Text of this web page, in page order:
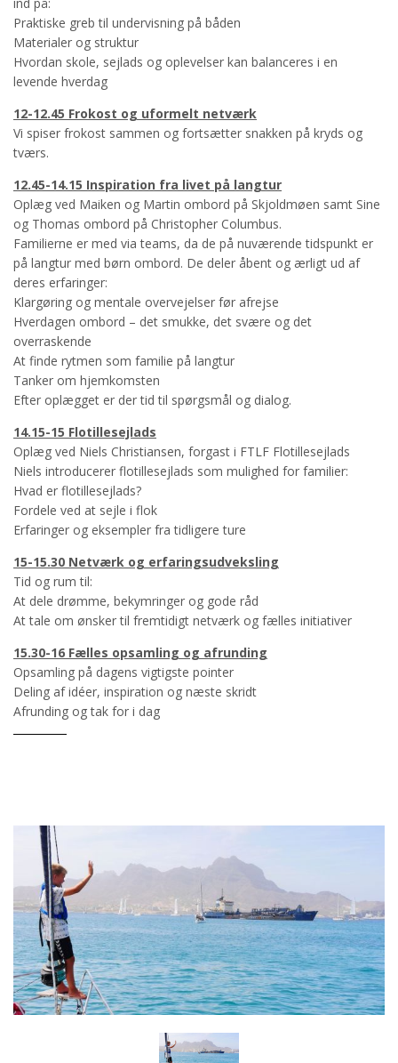
Praktiske greb til undervisning på båden
Materialer og struktur
Hvordan skole, sejlads og oplevelser kan balanceres i en
levende hverdag
12-12.45 Frokost og uformelt netværk
Vi spiser frokost sammen og fortsætter snakken på kryds og
tværs.
12.45-14.15 Inspiration fra livet på langtur
Oplæg ved Maiken og Martin ombord på Skjoldmøen samt Sine
og Thomas ombord på Christopher Columbus.
Familierne er med via teams, da de på nuværende tidspunkt er
på langtur med børn ombord. De deler åbent og ærligt ud af
deres erfaringer:
Klargøring og mentale overvejelser før afrejse
Hverdagen ombord – det smukke, det svære og det
overraskende
At finde rytmen som familie på langtur
Tanker om hjemkomsten
Efter oplægget er der tid til spørgsmål og dialog.
14.15-15 Flotillesejlads
Oplæg ved Niels Christiansen, forgast i FTLF Flotillesejlads
Niels introducerer flotillesejlads som mulighed for familier:
Hvad er flotillesejlads?
Fordele ved at sejle i flok
Erfaringer og eksempler fra tidligere ture
15-15.30 Netværk og erfaringsudveksling
Tid og rum til:
At dele drømme, bekymringer og gode råd
At tale om ønsker til fremtidigt netværk og fælles initiativer
15.30-16 Fælles opsamling og afrunding
Opsamling på dagens vigtigste pointer
Deling af idéer, inspiration og næste skridt
Afrunding og tak for i dag